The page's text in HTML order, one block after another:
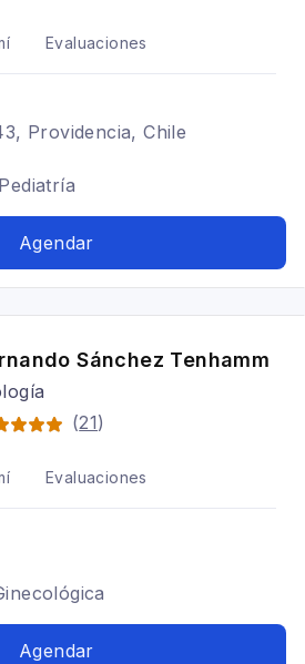
Evaluaciones
Providencia, Chile
Agendar
Sánchez Tenhamm
(21)
Evaluaciones
Agendar